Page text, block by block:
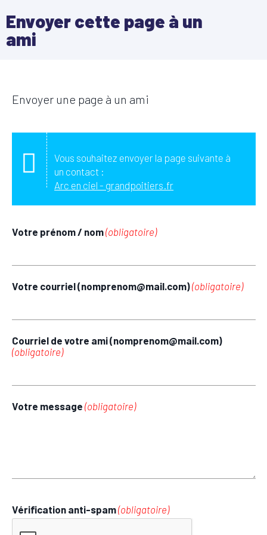
Envoyer cette page à un
ami
Envoyer une page à un ami
Vous souhaitez envoyer la page suivante à
un contact :
Arc en ciel - grandpoitiers.fr
Votre prénom / nom(obligatoire)
Votre courriel (nomprenom@mail.com)(obligatoire)
Courriel de votre ami (nomprenom@mail.com)
(obligatoire)
Votre message (obligatoire)
Vérification anti-spam(obligatoire)